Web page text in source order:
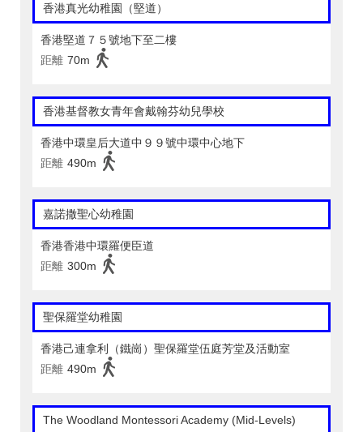
香港真光幼稚園（堅道）
香港堅道７５號地下至二樓
距離 70m
香港基督教女青年會戴翰芬幼兒學校
香港中環皇后大道中９９號中環中心地下
距離 490m
嘉諾撒聖心幼稚園
香港香港中環羅便臣道
距離 300m
聖保羅堂幼稚園
香港己連拿利（鐵崗）聖保羅堂伍庭芳堂及活動室
距離 490m
The Woodland Montessori Academy (Mid-Levels)